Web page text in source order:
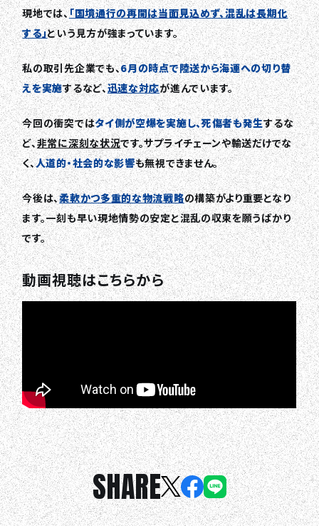
現地では、「国境通行の再開は当面見込めず、混乱は長期化
する」という見方が強まっています。
私の取引先企業でも、6月の時点で陸送から海運への切り替
えを実施するなど、迅速な対応が進んでいます。
今回の衝突ではタイ側が空爆を実施し、死傷者も発生するな
ど、非常に深刻な状況です。サプライチェーンや輸送だけでな
く、人道的・社会的な影響も無視できません。
今後は、柔軟かつ多重的な物流戦略の構築がより重要となり
ます。一刻も早い現地情勢の安定と混乱の収束を願うばかり
です。
動画視聴はこちらから
SHARE